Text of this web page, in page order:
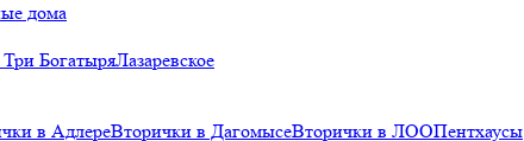
дома
БогатыряЛазаревское
в АдлереВторички в ДагомысеВторички в ЛООПентхаусы